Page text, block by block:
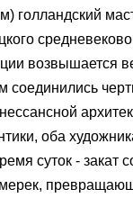
голландский
возвышается
соединились
оба
суток - закат